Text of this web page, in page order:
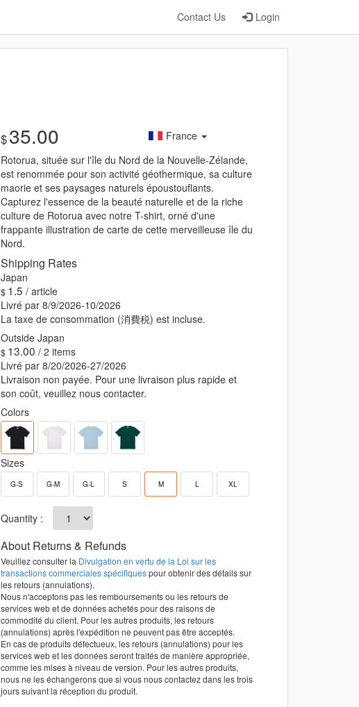
Contact Us Login
France
35.00
Rotorua, située sur l'île du Nord de la Nouvelle-Zélande,
est renommée pour son activité géothermique, sa culture
maorie et ses paysages naturels époustouflants.
Capturez l'essence de la beauté naturelle et de la riche
culture de Rotorua avec notre T-shirt, orné d'une
frappante illustration de carte de cette merveilleuse île du
Nord.
Shipping Rates
1.5 / article
Livré par 8/9/2026-10/2026
La taxe de consommation (消費税) est incluse.
13.00 / 2 items
Livré par 8/20/2026-27/2026
Livraison non payée. Pour une livraison plus rapide et
son coût, veuillez nous contacter.
Colors
Sizes
G-S G-M G-L S M L XL
About Returns & Refunds
Veuillez consulter la Divulgation en vertu de la Loi sur les
transactions commerciales spécifiquespour obtenir des détails sur
les retours (annulations).
Nous n'acceptons pas les remboursements ou les retours de
services web et de données achetés pour des raisons de
commodité du client. Pour les autres produits, les retours
(annulations) après l'expédition ne peuvent pas être acceptés.
En cas de produits défectueux, les retours (annulations) pour les
services web et les données seront traités de manière appropriée,
comme les mises à niveau de version. Pour les autres produits,
nous ne les échangerons que si vous nous contactez dans les trois
jours suivant la réception du produit.